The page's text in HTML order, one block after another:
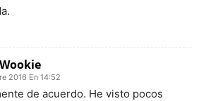
2016 En 14:52
de acuerdo. He visto pocos